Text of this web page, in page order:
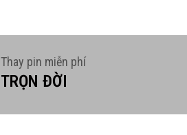
Thay pin miễn phí
TRỌN ĐỜI